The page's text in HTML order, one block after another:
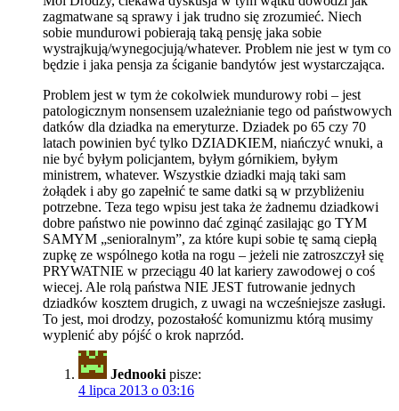
zagmatwane są sprawy i jak trudno się zrozumieć. Niech
sobie mundurowi pobierają taką pensję jaka sobie
wystrajkują/wynegocjują/whatever. Problem nie jest w tym co
będzie i jaka pensja za ściganie bandytów jest wystarczająca.
Problem jest w tym że cokolwiek mundurowy robi – jest
patologicznym nonsensem uzależnianie tego od państwowych
datków dla dziadka na emeryturze. Dziadek po 65 czy 70
latach powinien być tylko DZIADKIEM, niańczyć wnuki, a
nie być byłym policjantem, byłym górnikiem, byłym
ministrem, whatever. Wszystkie dziadki mają taki sam
żołądek i aby go zapełnić te same datki są w przybliżeniu
potrzebne. Teza tego wpisu jest taka że żadnemu dziadkowi
dobre państwo nie powinno dać zginąć zasilając go TYM
SAMYM „senioralnym”, za które kupi sobie tę samą ciepłą
zupkę ze wspólnego kotła na rogu – jeżeli nie zatroszczył się
PRYWATNIE w przeciągu 40 lat kariery zawodowej o coś
wiecej. Ale rolą państwa NIE JEST futrowanie jednych
dziadków kosztem drugich, z uwagi na wcześniejsze zasługi.
To jest, moi drodzy, pozostałość komunizmu którą musimy
wyplenić aby pójść o krok naprzód.
Jednooki pisze:
4 lipca 2013 o 03:16